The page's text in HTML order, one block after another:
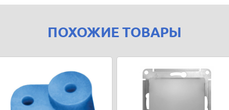
ПОХОЖИЕ ТОВАРЫ